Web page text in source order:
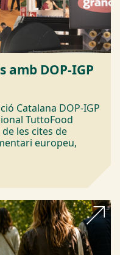
amb DOP-IGP
Catalana DOP-IGP
TuttoFood
les cites de
europeu,